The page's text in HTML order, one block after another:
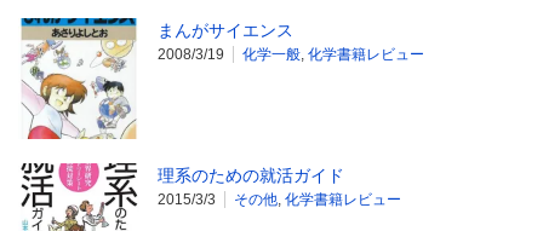
まんがサイエンス
2008/3/19 化学一般, 化学書籍レビュー
理系のための就活ガイド
2015/3/3 その他, 化学書籍レビュー